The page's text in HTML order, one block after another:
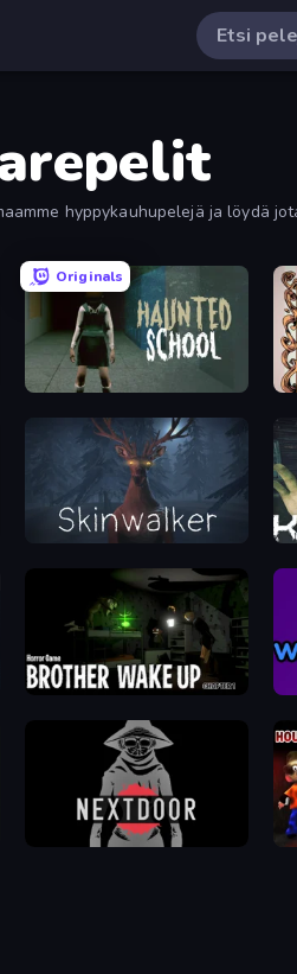
hyppykauhupelejä ja löydä
Originals
Haunted School
Skinwalker
Brother Wake Up
NextDoor